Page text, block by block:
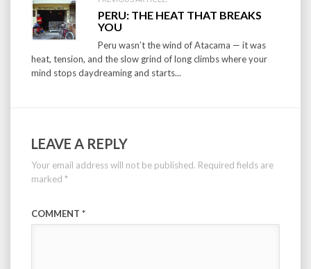
PERU: THE HEAT THAT BREAKS
YOU
Peru wasn’t the wind of Atacama — it was
heat, tension, and the slow grind of long climbs where your
mind stops daydreaming and starts...
LEAVE A REPLY
Your email address will not be published. Required fields are
marked *
COMMENT *